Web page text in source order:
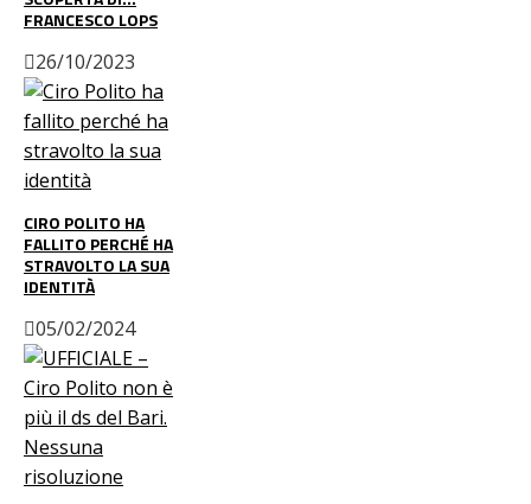
FRANCESCO LOPS
26/10/2023
CIRO POLITO HA
FALLITO PERCHÉ HA
STRAVOLTO LA SUA
IDENTITÀ
05/02/2024